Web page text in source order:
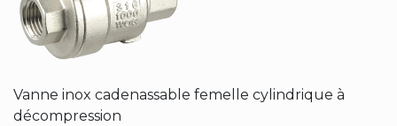
Vanne inox cadenassable femelle cylindrique à
décompression